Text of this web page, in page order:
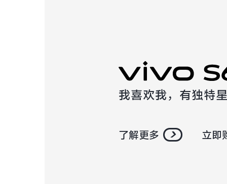
我喜欢我，有独特
了解更多 立即